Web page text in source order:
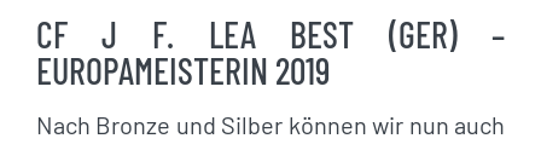
CF J F. LEA BEST (GER) –
EUROPAMEISTERIN 2019
Nach Bronze und Silber können wir nun auch